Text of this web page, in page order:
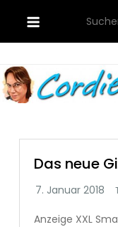
content
nach:
Cordie-
Das neue
Anzeige XXL